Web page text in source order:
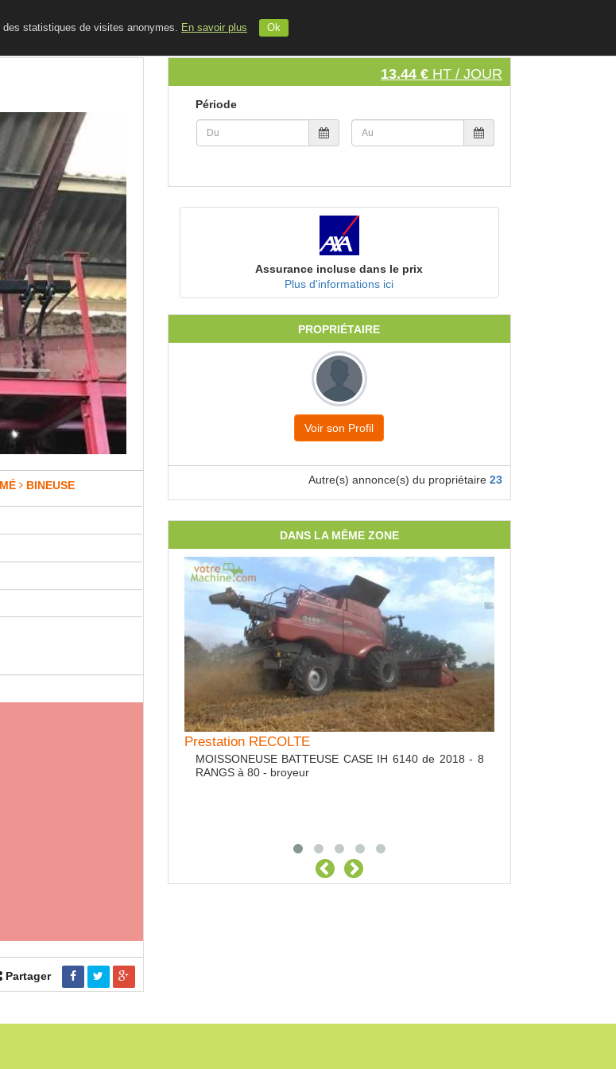
INSCRIVEZ VOTRE MATERIEL
statistiques de visites anonymes. En savoir plus Ok
BINEUSE
Partager
13.44 € HT / JOUR
Période
Assurance incluse dans le prix
Plus d'informations ici
PROPRIÉTAIRE
Voir son Profil
Autre(s) annonce(s) du propriétaire 23
DANS LA MÊME ZONE
Prestation RECOLTE
MOISSONEUSE BATTEUSE CASE IH 6140 de 2018 - 8
RANGS à 80 - broyeur